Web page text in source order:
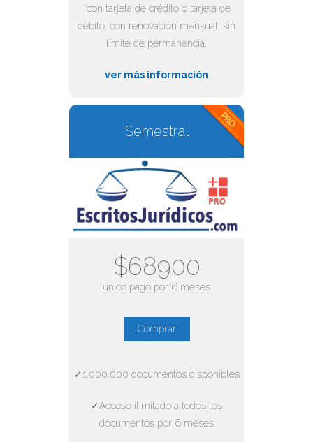
*con tarjeta de crédito o tarjeta de
débito, con renovación mensual, sin
límite de permanencia.
ver más información
Semestral
$68900
único pago por 6 meses
Comprar
✓1.000.000 documentos disponibles
✓Acceso ilimitado a todos los
documentos por 6 meses